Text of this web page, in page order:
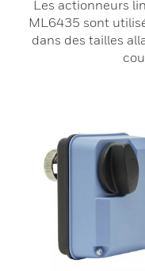
Les actionneurs
ML6435 sont
dans des tailles